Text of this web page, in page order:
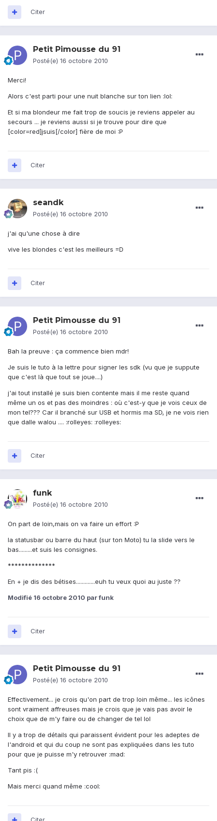
Citer
Petit Pimousse du 91
Posté(e) 16 octobre 2010
Merci!
Alors c'est parti pour une nuit blanche sur ton lien :lol:
Et si ma blondeur me fait trop de soucis je reviens appeler au
secours ... je reviens aussi si je trouve pour dire que
[color=red]jsuis[/color] fière de moi :P
Citer
seandk
Posté(e) 16 octobre 2010
j'ai qu'une chose à dire
vive les blondes c'est les meilleurs =D
Citer
Petit Pimousse du 91
Posté(e) 16 octobre 2010
Bah la preuve : ça commence bien mdr!
Je suis le tuto à la lettre pour signer les sdk (vu que je suppute
que c'est là que tout se joue....)
j'ai tout installé je suis bien contente mais il me reste quand
même un os et pas des moindres : où c'est-y que je vois ceux de
mon tel??? Car il branché sur USB et hormis ma SD, je ne vois rien
que dalle walou .... :rolleyes: :rolleyes:
Citer
funk
Posté(e) 16 octobre 2010
On part de loin,mais on va faire un effort :P
la statusbar ou barre du haut (sur ton Moto) tu la slide vers le
bas.........et suis les consignes.
**************
En + je dis des bétises.............euh tu veux quoi au juste ??
Modifié 16 octobre 2010 par funk
Citer
Petit Pimousse du 91
Posté(e) 16 octobre 2010
Effectivement... je crois qu'on part de trop loin même... les icônes
sont vraiment affreuses mais je crois que je vais pas avoir le
choix que de m'y faire ou de changer de tel lol
Il y a trop de détails qui paraissent évident pour les adeptes de
l'android et qui du coup ne sont pas expliquées dans les tuto
pour que je puisse m'y retrouver :mad:
Tant pis :(
Mais merci quand même :cool: